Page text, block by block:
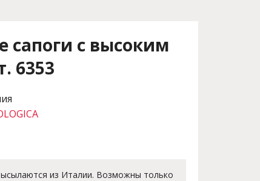
сапоги с высоким
6353
из Италии. Возможны только